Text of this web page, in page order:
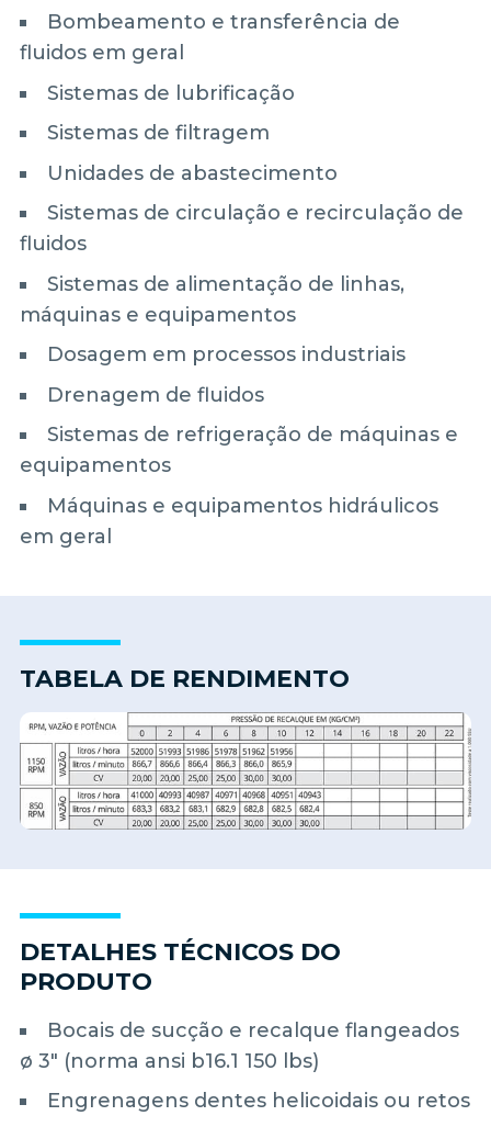
Bombeamento e transferência de
fluidos em geral
Sistemas de lubrificação
Sistemas de filtragem
Unidades de abastecimento
Sistemas de circulação e recirculação de
fluidos
Sistemas de alimentação de linhas,
máquinas e equipamentos
Dosagem em processos industriais
Drenagem de fluidos
Sistemas de refrigeração de máquinas e
equipamentos
Máquinas e equipamentos hidráulicos
em geral
TABELA DE RENDIMENTO
DETALHES TÉCNICOS DO
PRODUTO
Bocais de sucção e recalque flangeados
ø 3" (norma ansi b16.1 150 lbs)
Engrenagens dentes helicoidais ou retos